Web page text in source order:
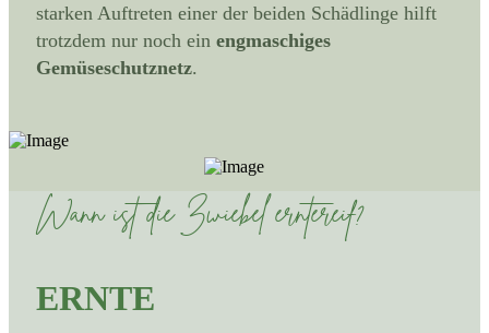
starken Auftreten einer der beiden Schädlinge hilft
trotzdem nur noch ein engmaschiges
Gemüseschutznetz.
Wann ist die Zwiebel erntereif?
ERNTE